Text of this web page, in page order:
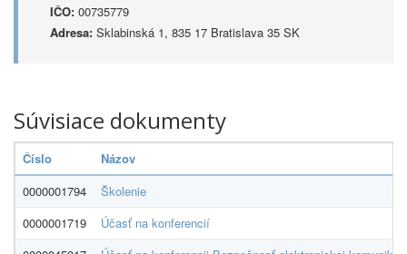
IČO: 00735779
Adresa: Sklabinská 1, 835 17 Bratislava 35 SK
Súvisiace dokumenty
Číslo
Názov
0000001794
Školenie
0000001719
Účasť na konferencií